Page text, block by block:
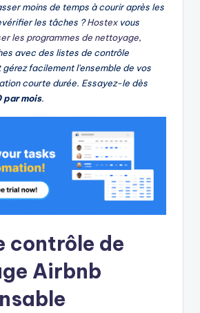
moins de temps à courir après les
les tâches ?Hostexvous
les programmes de nettoyage,
avec des listes de contrôle
facilement l'ensemble de vos
courte durée. Essayez-le dès
par mois.
contrôle de
Airbnb